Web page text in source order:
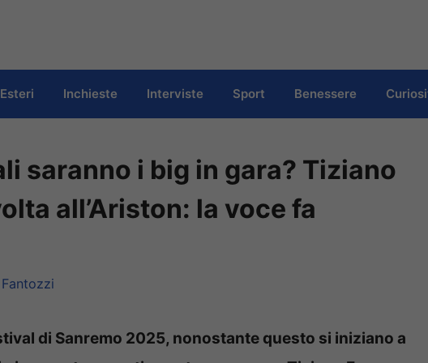
Esteri Inchieste Interviste Sport Benessere
saranno i big in gara? Tiziano
all’Ariston: la voce fa
di Sanremo 2025, nonostante questo si iniziano a